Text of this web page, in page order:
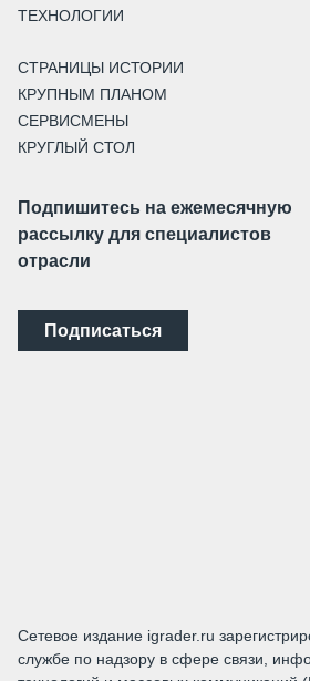
ТЕХНОЛОГИИ
СТРАНИЦЫ ИСТОРИИ
КРУПНЫМ ПЛАНОМ
СЕРВИСМЕНЫ
КРУГЛЫЙ СТОЛ
Подпишитесь на ежемесячную
рассылку для специалистов
отрасли
Подписаться
Сетевое издание igrader.ru
службе по надзору в сфере связи,